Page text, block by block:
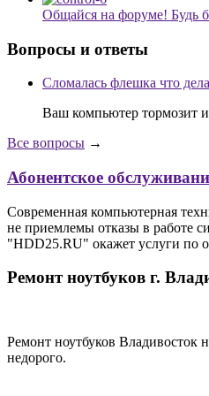
Общайся на форуме! Будь
Вопросы и ответы
Сломалась флешка что
Ваш компьютер тормозит
Все вопросы →
Абонентское
Современная компьютерная
не приемлемы отказы в работе
"HDD25.RU" окажет услуги по
Ремонт ноутбуков г.
Ремонт ноутбуков Владивосток
недорого.